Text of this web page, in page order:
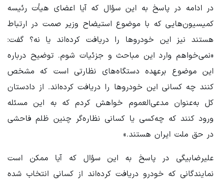
در ادامه در پاسخ به این سؤال که آیا اعضای هیأت رئیسه
کمیسیون‌هایی که با موضوع استیضاح وزیر صمت در ارتباط
هستند نیز این خودروها را دریافت کرده‌اند یا نه؟ گفت:
«نمی‌خواهم وارد این مباحث و جزئیات شوم. توضیح درباره
این موضوع برعهده دستگاه‌های نظارتی است که مشخص
کنند چه کسانی این خودروها را دریافت کرده‌اند. از دادستان
کل به‌عنوان مدعی‌العموم خواهش کردم که به این مسئله
ورود کنند که چه‌کسی یا کسانی نظاره‌گر چنین ظلم فاحشی
در حق ملت ایران هستند.»
علیرضابیگی در پاسخ به این سؤال که آیا ممکن است
نمایندگانی که خودرو دریافت کرده‌اند از کسانی انتخاب شده